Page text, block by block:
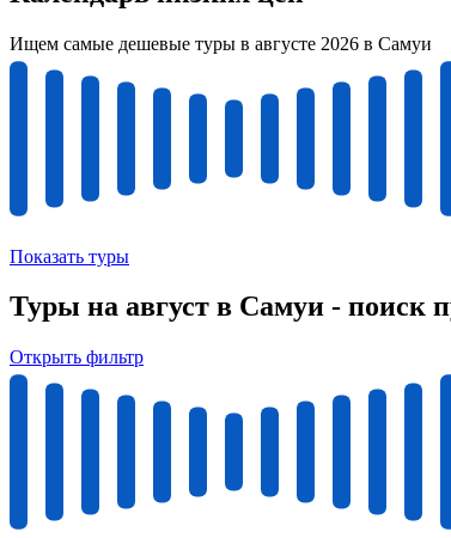
Ищем самые дешевые туры в августе 2026 в Самуи
Показать туры
Туры на август в Самуи - поиск
Открыть фильтр